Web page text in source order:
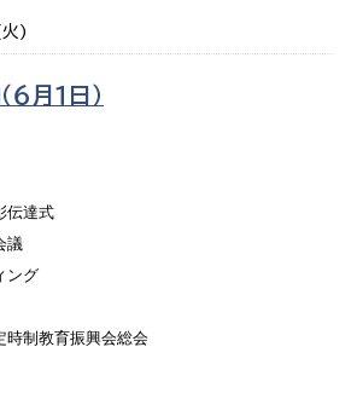
)
月１日）
伝達式
議
ング
時制教育振興会総会